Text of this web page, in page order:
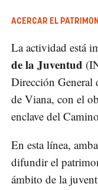
ACERCAR EL
La actividad está
de la Juventud
Dirección
de Viana, con el
enclave del
En esta línea,
difundir el
ámbito de la